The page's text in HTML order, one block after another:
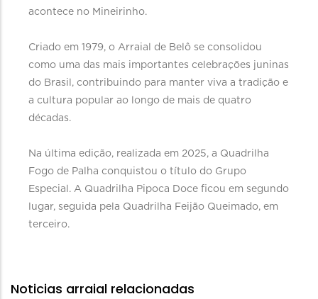
acontece no Mineirinho.
Criado em 1979, o Arraial de Belô se consolidou
como uma das mais importantes celebrações juninas
do Brasil, contribuindo para manter viva a tradição e
a cultura popular ao longo de mais de quatro
décadas.
Na última edição, realizada em 2025, a Quadrilha
Fogo de Palha conquistou o título do Grupo
Especial. A Quadrilha Pipoca Doce ficou em segundo
lugar, seguida pela Quadrilha Feijão Queimado, em
terceiro.
Noticias arraial relacionadas